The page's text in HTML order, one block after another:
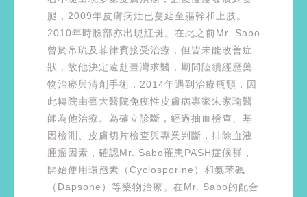
腿，2009年皮膚病灶已蔓延至軀幹和上肢。
2010年時臉部亦出現紅斑。在此之前Mr. Sabo
曾於帛琉及菲律賓接受治療，但皆未能改善症
狀，故他決定遠赴臺灣求醫，期間陸續經歷藥
物治療與清創手術，2014年遇到治療瓶頸，因
此轉院由臺大醫院免疫性皮膚病專家朱家瑜醫
師為他治療。為確立診斷，經過抽血檢查、基
因檢測、皮膚切片檢查與專業判斷，排除血液
腫瘤因素，確認Mr. Sabo罹患PASH症候群，
開始使用環孢素（Cyclosporine）和氨苯碸
（Dapsone）等藥物治療。在Mr. Sabo的配合